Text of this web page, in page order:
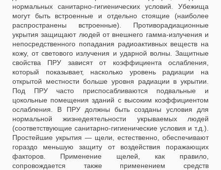
нормальных санитарно-гигиенических условий. Убежища
могут быть встроенные и отдельно стоящие (наиболее
распространены встроенные). Противорадиационные
укрытия защищают людей от внешнего гамма-излучения и
непосредственного попадания радиоактивных веществ на
кожу, от светового излучения и ударной волны. Защитные
свойства ПРУ зависят от коэффициента ослабления,
который показывает, насколько уровень радиации на
открытой местности больше уровня радиации в укрытии.
Под ПРУ часто приспосабливаются подвальные и
цокольные помещения зданий с высоким коэффициентом
ослабления. В ПРУ должны быть созданы условия для
нормальной жизнедеятельности укрываемых людей
(соответствующие санитарно-гигиенические условия и т.д.).
Простейшие укрытия — щели, естественно, обеспечивают
гораздо меньшую защиту от воздействия поражающих
факторов. Применение щелей, как правило,
сопровождается также применением средств